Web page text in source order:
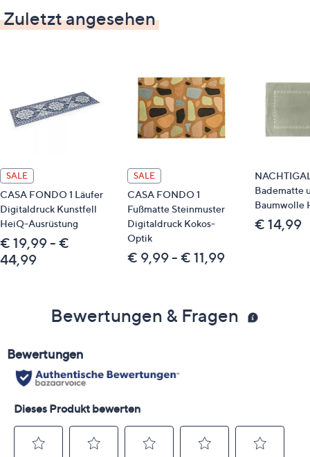
Zuletzt angesehen
SALE
CASA FONDO 1 Läufer
Digitaldruck Kunstfell
HeiQ-Ausrüstung
€ 19,99 - €
44,99
SALE
CASA FONDO 1
Fußmatte Steinmuster
Digitaldruck Kokos-
Optik
€ 9,99 - € 11,99
Badematte
Baumwolle
€ 14,99
Bewertungen & Fragen